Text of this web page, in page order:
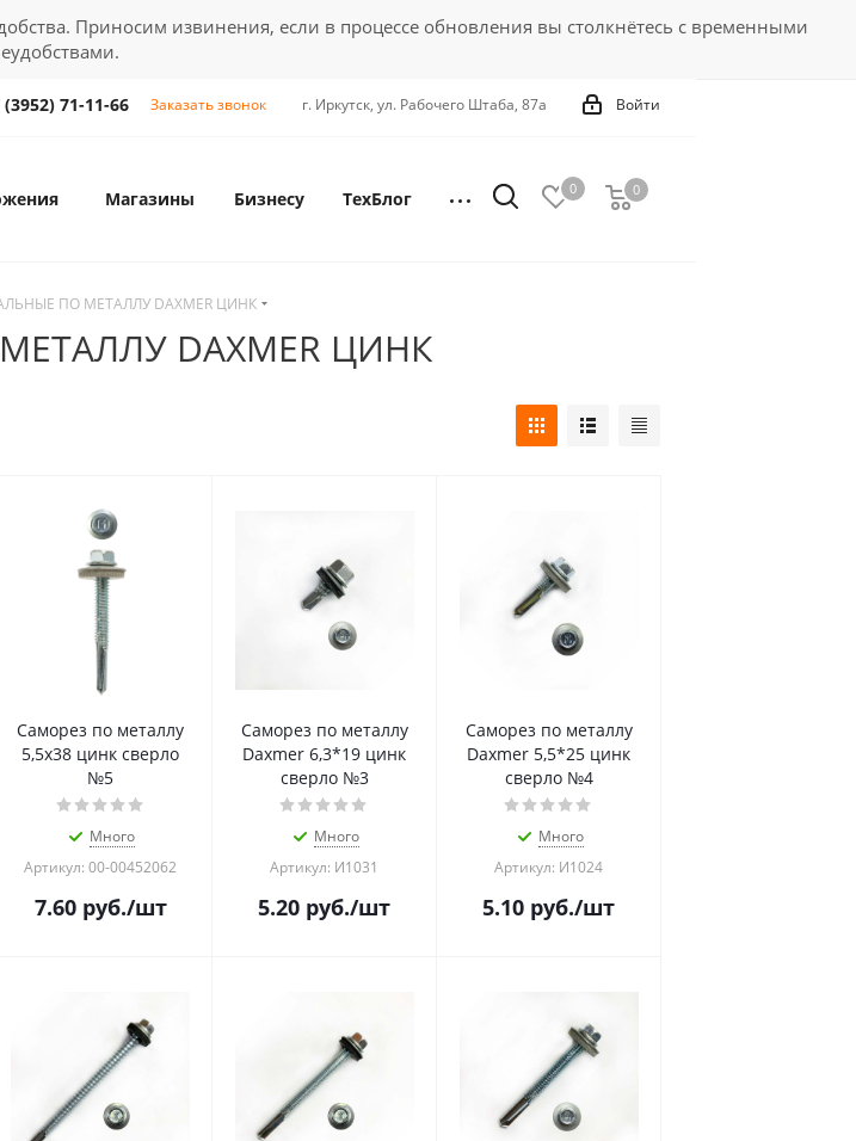
Приносим извинения, если в процессе обновления вы столкнётесь с временными
Войти
г. Иркутск, ул. Рабочего Штаба, 87а
(3952) 71-11-66 Заказать звонок
0 0
0
Магазины Бизнесу ТехБлог
ПО МЕТАЛЛУ DAXMER ЦИНК
DAXMER ЦИНК
Саморез по металлу
5,5х38 цинк сверло
№5
Много
Артикул: 00-00452062
7.60руб./шт
Саморез по металлу
Daxmer 6,3*19 цинк
сверло №3
Много
Артикул: И1031
5.20 руб./шт
Саморез по металлу
Daxmer 5,5*25 цинк
сверло №4
Много
Артикул: И1024
5.10 руб./шт